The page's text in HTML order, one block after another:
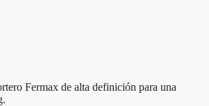
Fermax de alta definición para una